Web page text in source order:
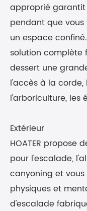
approprié
pendant que
un espace
solution complète
dessert une
l'accès à la
l'arboriculture, les
Extérieur
HOATER propose
pour l'escalade,
canyoning et
physiques et
d'escalade